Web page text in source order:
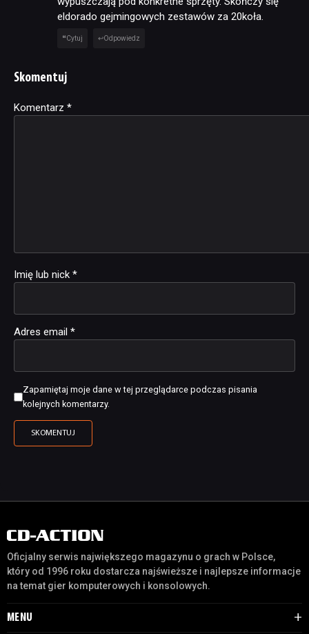
eldorado gejmingowych zestawów za 20koła.
Cytuj Odpowiedz
Skomentuj
Komentarz *
Imię lub nick *
Adres email *
Zapamiętaj moje dane w tej przeglądarce podczas pisania
kolejnych komentarzy.
Alternative:
Oficjalny serwis największego magazynu o grach w Polsce,
który od 1996 roku dostarcza najświeższe i najlepsze informacje
na temat gier komputerowych i konsolowych.
MENU